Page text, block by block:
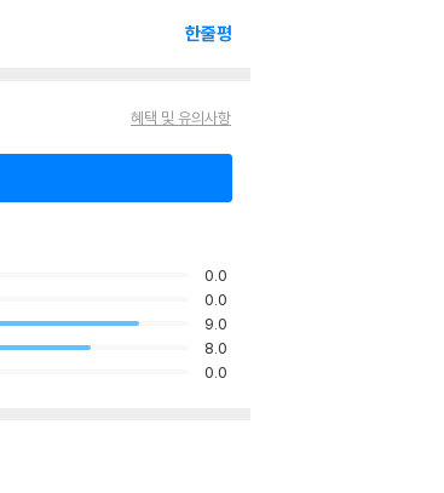
한줄평
혜택 및 유의사항
0.0
0.0
9.0
8.0
0.0